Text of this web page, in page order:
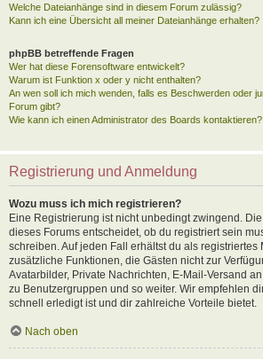
Welche Dateianhänge sind in diesem Forum zulässig?
Kann ich eine Übersicht all meiner Dateianhänge erhalten?
phpBB betreffende Fragen
Wer hat diese Forensoftware entwickelt?
Warum ist Funktion x oder y nicht enthalten?
An wen soll ich mich wenden, falls es Beschwerden oder
Forum gibt?
Wie kann ich einen Administrator des Boards kontaktieren?
Registrierung und Anmeldung
Wozu muss ich mich registrieren?
Eine Registrierung ist nicht unbedingt zwingend.
dieses Forums entscheidet, ob du registriert sein
schreiben. Auf jeden Fall erhältst du als registriertes
zusätzliche Funktionen, die Gästen nicht zur
Avatarbilder, Private Nachrichten, E-Mail-Versand
zu Benutzergruppen und so weiter. Wir empfehlen
schnell erledigt ist und dir zahlreiche Vorteile bietet.
Nach oben